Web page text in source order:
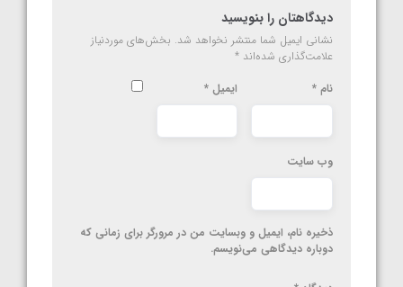
دیدگاهتان را بنویسید
نشانی ایمیل شما منتشر نخواهد شد. بخش‌های موردنیاز
علامت‌گذاری شده‌اند *
نام * ایمیل *
وب‌ سایت
ذخیره نام، ایمیل و وبسایت من در مرورگر برای زمانی که
دوباره دیدگاهی می‌نویسم.